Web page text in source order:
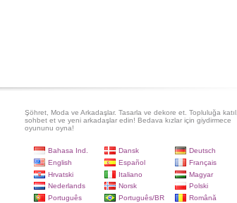
Şöhret, Moda ve Arkadaşlar. Tasarla ve dekore et. Topluluğa katıl,
sohbet et ve yeni arkadaşlar edin! Bedava kızlar için giydirmece
oyununu oyna!
Bahasa Ind. Dansk
Deutsch
English
Español
Français
Hrvatski
Italiano
Magyar
Nederlands
Norsk
Polski
Português
Português/BR
Română